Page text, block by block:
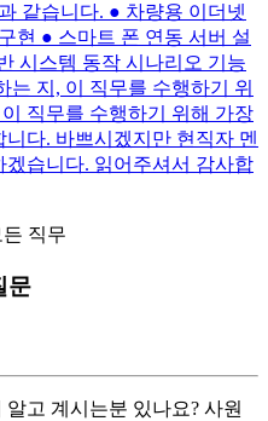
같습니다. ● 차량용 이더넷
현 ● 스마트 폰 연동 서버 설
시스템 동작 시나리오 기능
는 지, 이 직무를 수행하기 위
직무를 수행하기 위해 가장
다. 바쁘시겠지만 현직자 멘
습니다. 읽어주셔서 감사합
든 직무
문
고 계시는분 있나요? 사원